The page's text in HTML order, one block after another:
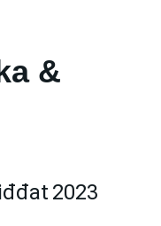
&
2023